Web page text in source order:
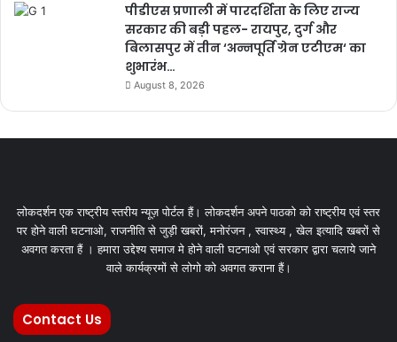
पीडीएस प्रणाली में पारदर्शिता के लिए राज्य
सरकार की बड़ी पहल- रायपुर, दुर्ग और
बिलासपुर में तीन ‘अन्नपूर्ति ग्रेन एटीएम‘ का
शुभारंभ…
August 8, 2026
लोकदर्शन एक राष्ट्रीय स्तरीय न्यूज़ पोर्टल हैं। लोकदर्शन अपने पाठको को राष्ट्रीय एवं स्तर
पर होने वाली घटनाओ, राजनीति से जुड़ी खबरों, मनोरंजन , स्वास्थ्य , खेल इत्यादि खबरों से
अवगत करता हैं । हमारा उद्देश्य समाज मे होने वाली घटनाओ एवं सरकार द्वारा चलाये जाने
वाले कार्यक्रमों से लोगो को अवगत कराना हैं।
Contact Us